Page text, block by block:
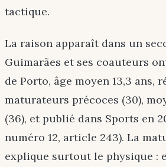
tactique.
La raison apparaît dans un
Guimarães et ses coauteurs
de Porto, âge moyen 13,3 ans,
maturateurs précoces (30),
(36), et publié dans Sports en
numéro 12, article 243). La
explique surtout le physique :